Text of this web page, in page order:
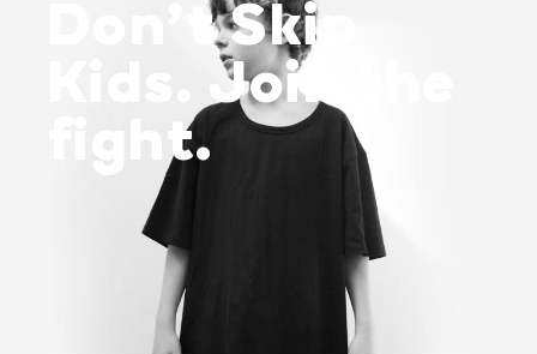
Don’t Skip
Kids. Join the
fight.